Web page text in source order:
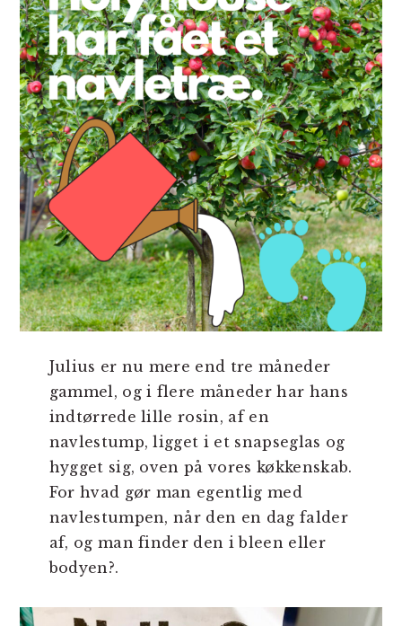
Julius er nu mere end tre måneder
gammel, og i flere måneder har hans
indtørrede lille rosin, af en
navlestump, ligget i et snapseglas og
hygget sig, oven på vores køkkenskab.
For hvad gør man egentlig med
navlestumpen, når den en dag falder
af, og man finder den i bleen eller
bodyen?.